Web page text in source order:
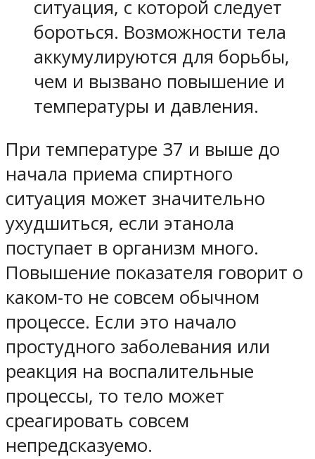
ситуация, с которой следует
бороться. Возможности тела
аккумулируются для борьбы,
чем и вызвано повышение и
температуры и давления.
При температуре 37 и выше до
начала приема спиртного
ситуация может значительно
ухудшиться, если этанола
поступает в организм много.
Повышение показателя говорит о
каком-то не совсем обычном
процессе. Если это начало
простудного заболевания или
реакция на воспалительные
процессы, то тело может
среагировать совсем
непредсказуемо.